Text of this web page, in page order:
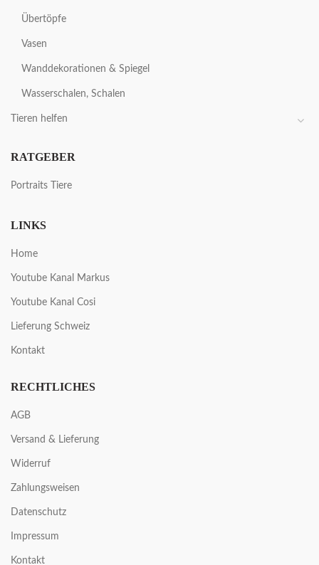
Übertöpfe
Vasen
Wanddekorationen & Spiegel
Wasserschalen, Schalen
Tieren helfen
RATGEBER
Portraits Tiere
LINKS
Home
Youtube Kanal Markus
Youtube Kanal Cosi
Lieferung Schweiz
Kontakt
RECHTLICHES
AGB
Versand & Lieferung
Widerruf
Zahlungsweisen
Datenschutz
Impressum
Kontakt